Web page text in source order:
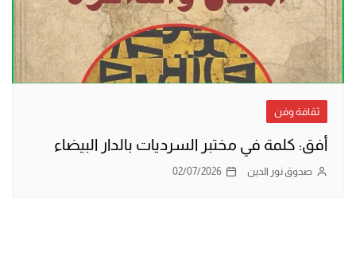
ثقافة وفن
أفق: كلمة في مختبر السرديات بالدار البيضاء
صدوق نور الدين 02/07/2026